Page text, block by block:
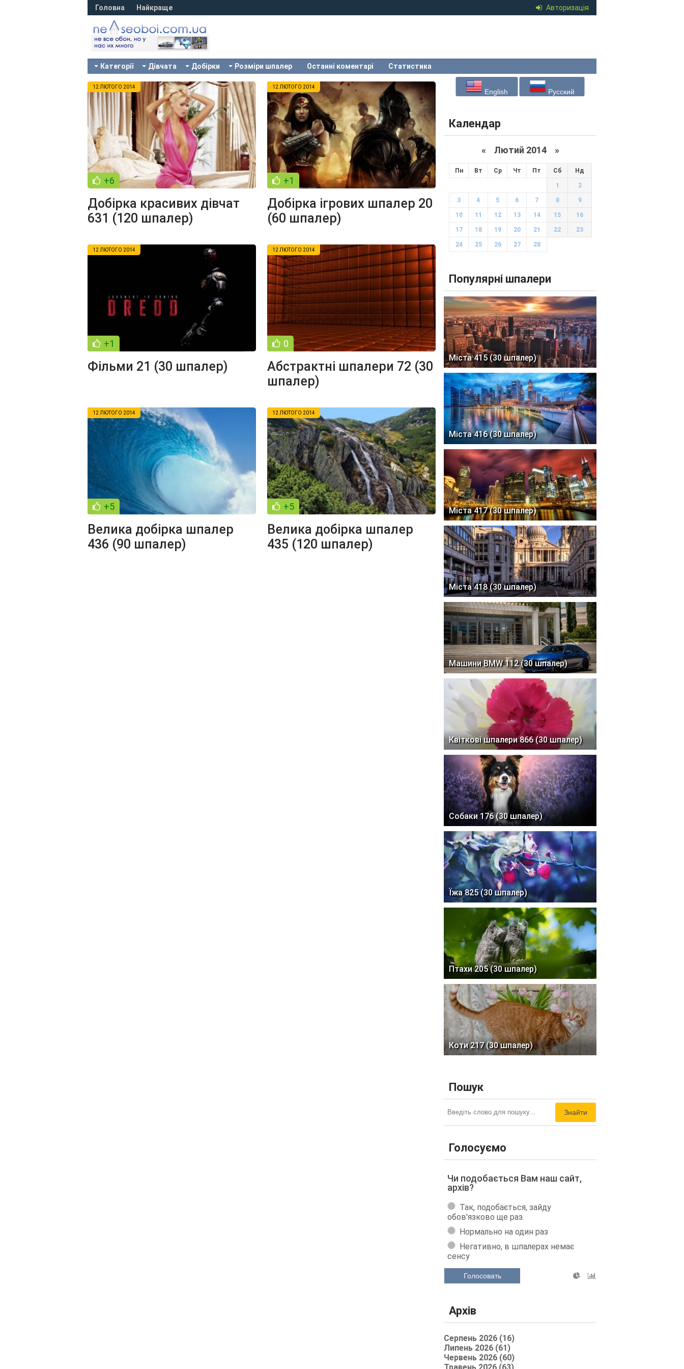
Авторизація
Головна Найкраще
Категорії Дівчата Добірки Розміри шпалер Останні коментарі Статистика
12 ЛЮТОГО 2014
+6
Добірка красивих дівчат
631 (120 шпалер)
12 ЛЮТОГО 2014
+1
Добірка ігрових шпалер 20
(60 шпалер)
12 ЛЮТОГО 2014
+1
Фільми 21 (30 шпалер)
12 ЛЮТОГО 2014
0
Абстрактні шпалери 72 (30
шпалер)
12 ЛЮТОГО 2014
+5
Велика добірка шпалер
436 (90 шпалер)
12 ЛЮТОГО 2014
+5
Велика добірка шпалер
435 (120 шпалер)
English Русский
Календар
« Лютий 2014 »
Пн Вт Ср Чт Пт Сб Нд
1 2
3 4 5 6 7 8 9
10 11 12 13 14 15 16
17 18 19 20 21 22 23
24 25 26 27 28
Популярні шпалери
Міста 415 (30 шпалер)
Міста 416 (30 шпалер)
Міста 417 (30 шпалер)
Міста 418 (30 шпалер)
Машини BMW 112 (30 шпалер)
Квіткові шпалери 866 (30 шпалер)
Собаки 176 (30 шпалер)
Їжа 825 (30 шпалер)
Птахи 205 (30 шпалер)
Коти 217 (30 шпалер)
Пошук
Знайти
Голосуємо
Чи подобається Вам наш сайт,
архів?
Так, подобається, зайду
обов'язково ще раз.
Нормально на один раз
Негативно, в шпалерах немає
сенсу
Голосовать
Архів
Серпень 2026 (16)
Липень 2026 (61)
Червень 2026 (60)